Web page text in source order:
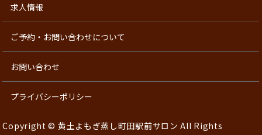
求人情報
ご予約・お問い合わせについて
お問い合わせ
プライバシーポリシー
Copyright © 黄土よもぎ蒸し町田駅前サロン All Rights